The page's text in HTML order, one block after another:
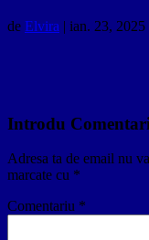
de Elvira | ian. 23, 2025
Introdu
Adresa ta de email nu
marcate cu *
Comentariu *